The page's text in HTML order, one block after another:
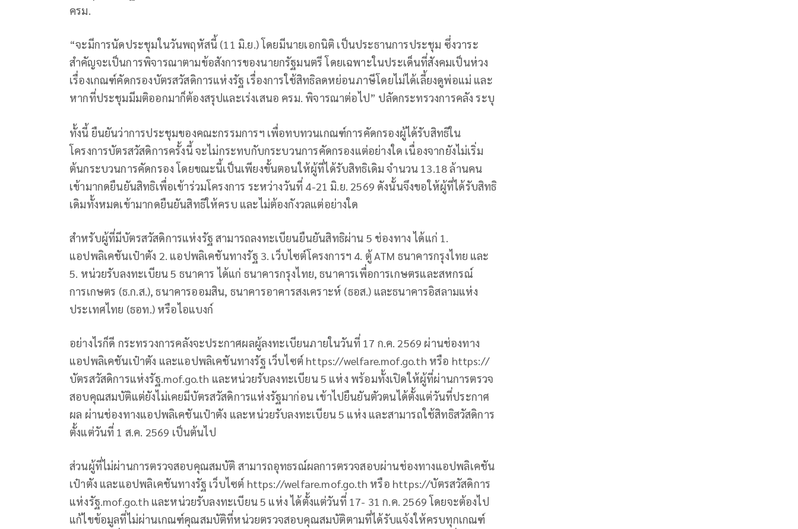
ครม.
“จะมีการนัดประชุมในวันพฤหัสนี้ (11 มิ.ย.) โดยมีนายเอกนิติ เป็นประธานการประชุม ซึ่งวาระ
สำคัญจะเป็นการพิจารณาตามข้อสังการของนายกรัฐมนตรี โดยเฉพาะในประเด็นที่สังคมเป็นห่วง
เรื่องเกณฑ์คัดกรองบัตรสวัสดิการแห่งรัฐ เรื่องการใช้สิทธิลดหย่อนภาษีโดยไม่ได้เลี้ยงดูพ่อแม่ และ
หากที่ประชุมมีมติออกมาก็ต้องสรุปและเร่งเสนอ ครม. พิจารณาต่อไป” ปลัดกระทรวงการคลัง ระบุ
ทั้งนี้ ยืนยันว่าการประชุมของคณะกรรมการฯ เพื่อทบทวนเกณฑ์การคัดกรองผู้ได้รับสิทธิใน
โครงการบัตรสวัสดิการครั้งนี้ จะไม่กระทบกับกระบวนการคัดกรองแต่อย่างใด เนื่องจากยังไม่เริ่ม
ต้นกระบวนการคัดกรอง โดยขณะนี้เป็นเพียงขั้นตอนให้ผู้ที่ได้รับสิทธิเดิม จำนวน 13.18 ล้านคน
เข้ามากดยืนยันสิทธิเพื่อเข้าร่วมโครงการ ระหว่างวันที่ 4-21 มิ.ย. 2569 ดังนั้นจึงขอให้ผู้ที่ได้รับสิทธิ
เดิมทั้งหมดเข้ามากดยืนยันสิทธิให้ครบ และไม่ต้องกังวลแต่อย่างใด
สำหรับผู้ที่มีบัตรสวัสดิการแห่งรัฐ สามารถลงทะเบียนยืนยันสิทธิผ่าน 5 ช่องทาง ได้แก่ 1.
แอปพลิเคชันเป๋าตัง 2. แอปพลิเคชันทางรัฐ 3. เว็บไซต์โครงการฯ 4. ตู้ ATM ธนาคารกรุงไทย และ
5. หน่วยรับลงทะเบียน 5 ธนาคาร ได้แก่ ธนาคารกรุงไทย, ธนาคารเพื่อการเกษตรและสหกรณ์
การเกษตร (ธ.ก.ส.), ธนาคารออมสิน, ธนาคารอาคารสงเคราะห์ (ธอส.) และธนาคารอิสลามแห่ง
ประเทศไทย (ธอท.) หรือไอแบงก์
อย่างไรก็ดี กระทรวงการคลังจะประกาศผลผู้ลงทะเบียนภายในวันที่ 17 ก.ค. 2569 ผ่านช่องทาง
แอปพลิเคชันเป๋าตัง และแอปพลิเคชันทางรัฐ เว็บไซต์ https://welfare.mof.go.th หรือ https://
บัตรสวัสดิการแห่งรัฐ.mof.go.th และหน่วยรับลงทะเบียน 5 แห่ง พร้อมทั้งเปิดให้ผู้ที่ผ่านการตรวจ
สอบคุณสมบัติแต่ยังไม่เคยมีบัตรสวัสดิการแห่งรัฐมาก่อน เข้าไปยืนยันตัวตนได้ตั้งแต่วันที่ประกาศ
ผล ผ่านช่องทางแอปพลิเคชันเป๋าตัง และหน่วยรับลงทะเบียน 5 แห่ง และสามารถใช้สิทธิสวัสดิการ
ตั้งแต่วันที่ 1 ส.ค. 2569 เป็นต้นไป
ส่วนผู้ที่ไม่ผ่านการตรวจสอบคุณสมบัติ สามารถอุทธรณ์ผลการตรวจสอบผ่านช่องทางแอปพลิเคชัน
เป๋าตัง และแอปพลิเคชันทางรัฐ เว็บไซต์ https://welfare.mof.go.th หรือ https://บัตรสวัสดิการ
แห่งรัฐ.mof.go.th และหน่วยรับลงทะเบียน 5 แห่ง ได้ตั้งแต่วันที่ 17- 31 ก.ค. 2569 โดยจะต้องไป
แก้ไขข้อมูลที่ไม่ผ่านเกณฑ์คุณสมบัติที่หน่วยตรวจสอบคุณสมบัติตามที่ได้รับแจ้งให้ครบทุกเกณฑ์